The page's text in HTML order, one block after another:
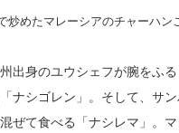
炒めたマレーシアのチャーハン
出身のユウシェフが腕をふ
ナシゴレン」。そして、サ
ぜて食べる「ナシレマ」。